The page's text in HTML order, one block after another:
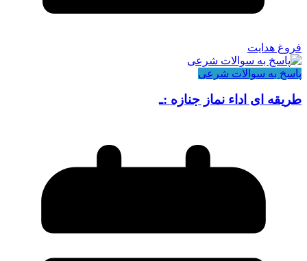
فروغ هدایت
پاسخ به سوالات شرعی
طریقه ای اداء نماز جنازه :ـ